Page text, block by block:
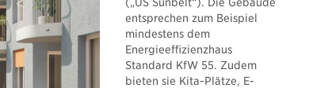
entsprechen zum Beispiel
mindestens dem
Energieeffizienzhaus
Standard KfW 55. Zudem
bieten sie Kita-Plätze, E-